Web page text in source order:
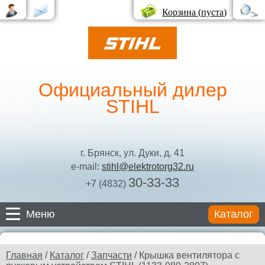
Корзина (пуста)
Официальный дилер
STIHL
г. Брянск, ул. Дуки, д. 41
e-mail: stihl@elektrotorg32.ru
+7 (4832) 30-33-33
Меню Каталог
Каталог
Главная / Каталог / Запчасти / Крышка вентилятора с